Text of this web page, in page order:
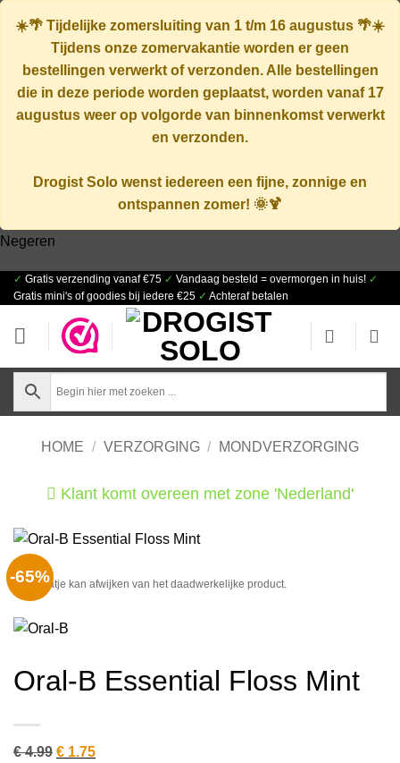
☀️🌴 Tijdelijke zomersluiting van 1 t/m 16 augustus 🌴☀️
Tijdens onze zomervakantie worden er geen
bestellingen verwerkt of verzonden. Alle bestellingen
die in deze periode worden geplaatst, worden vanaf 17
augustusweer op volgorde van binnenkomst verwerkt
en verzonden.
Drogist Solo wenst iedereen een fijne, zonnige en
ontspannen zomer! 🌞🍹
Negeren
Ga
naar
inhoud
✓ Gratis verzending vanaf €75 ✓ Vandaag besteld = overmorgen in huis! ✓
Gratis mini's of goodies bij iedere €25 ✓ Achteraf betalen
HOME / VERZORGING / MONDVERZORGING
Klant komt overeen met zone 'Nederland'
-65%
Het plaatje kan afwijken van het daadwerkelijke product.
Oral-B Essential Floss Mint
€4.99 Oorspronkelijke
€ 1.75Huidige